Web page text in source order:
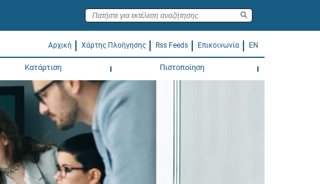
Αρχική Χάρτης Πλοήγησης Rss Feeds Επικοινωνία EN
Κατάρτιση Πιστοποίηση